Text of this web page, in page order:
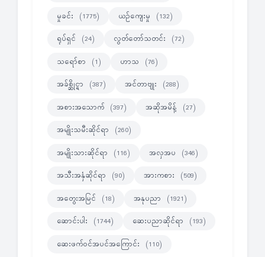
မှုခင်း (1775) ယဉ်ကျေးမှု (132)
ရုပ်ရှင် (24) လွတ်တော်သတင်း (72)
သရော်စာ (1) ဟာသ (76)
အခ်စ္ဆိုင္ရာ (387) အင်တာဗျုး (288)
အစားအသောက် (397) အဆိုအမိန့် (27)
အမျိုးသမီးဆိုင်ရာ (260)
အမျိုးသားဆိုင်ရာ (116) အလှအပ (346)
အသီးအနှံဆိုင်ရာ (90) အားကစား (509)
အတွေးအမြင် (18) အနုပညာ (1921)
ဆောင်းပါး (1744) ဆေးပညာဆိုင်ရာ (193)
ဆေးဖက်ဝင်အပင်အကြောင်း (110)